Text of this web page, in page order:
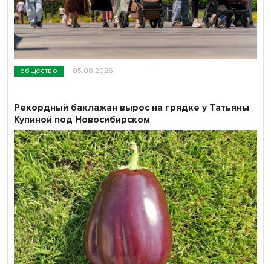
общество 05.08.2026
Рекордный баклажан вырос на грядке у Татьяны
Купиной под Новосибирском